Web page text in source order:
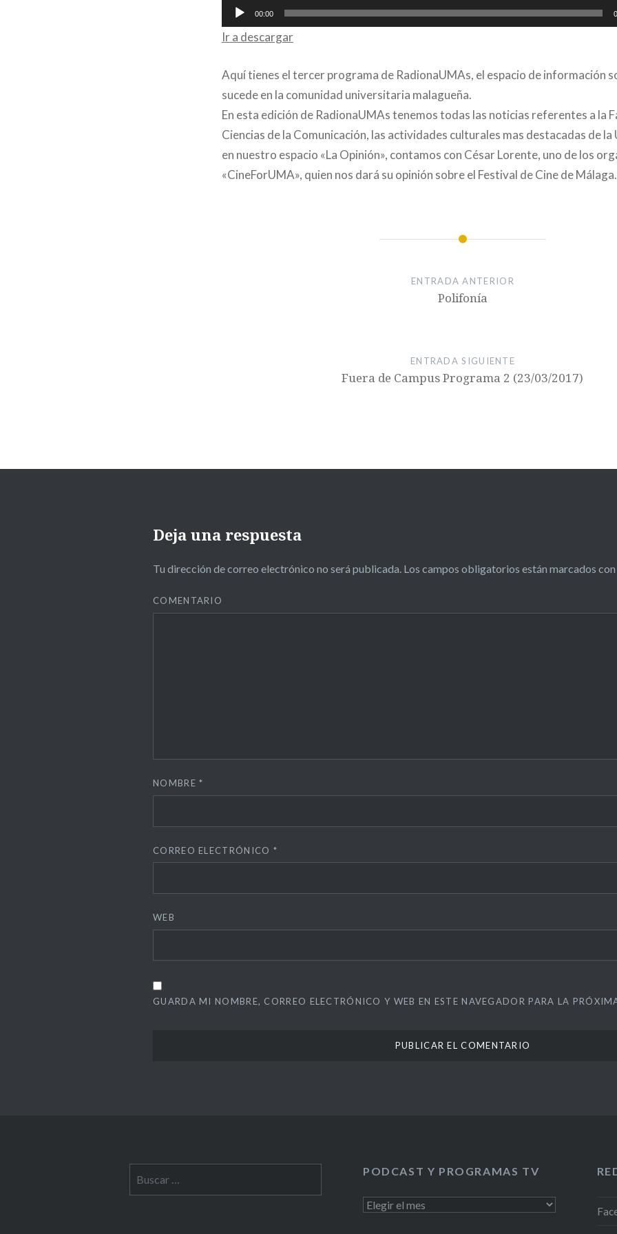
Reproductor
de
00:00
Ir a descargar
Aquí tienes el tercer programa de RadionaUMAs, el espacio de información
sucede en la comunidad universitaria malagueña.
En esta edición de RadionaUMAs tenemos todas las noticias referentes a la
Ciencias de la Comunicación, las actividades culturales mas destacadas de la
en nuestro espacio «La Opinión», contamos con César Lorente, uno de los
«CineForUMA», quien nos dará su opinión sobre el Festival de Cine de Málaga.
ENTRADA ANTERIOR
Polifonía
ENTRADA SIGUIENTE
Fuera de Campus Programa 2 (23/03/2017)
Deja una respuesta
Tu dirección de correo electrónico no será publicada. Los campos obligatorios están marcados con
COMENTARIO
NOMBRE*
CORREO ELECTRÓNICO *
WEB
GUARDA MI NOMBRE, CORREO ELECTRÓNICO Y WEB EN ESTE NAVEGADOR PARA LA
PODCAST Y PROGRAMAS TV
PODCAST